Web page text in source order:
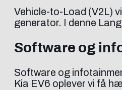
Vehicle-to-Load (V2L)
generator. I denne
Software og
Software og
Kia EV6 oplever vi få